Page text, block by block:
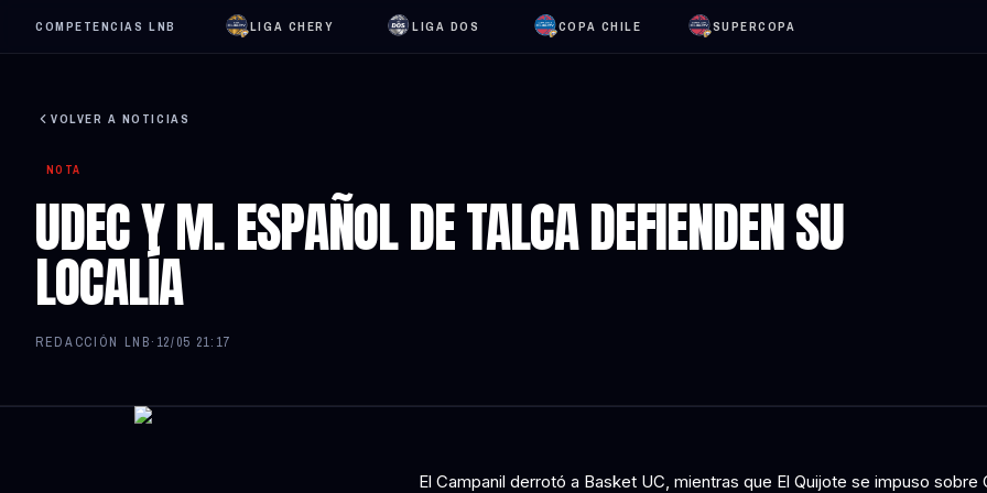
COMPETENCIAS LNB LIGA CHERY LIGA DOS COPA CHILE SUPERCOPA
VOLVER A NOTICIAS
NOTA
UDEC Y M. ESPAÑOL DE TALCA DEFIENDEN SU
LOCALÍA
REDACCIÓN LNB· 12/05 21:17
El Campanil derrotó a Basket UC, mientras que El Quijote se impuso sobre